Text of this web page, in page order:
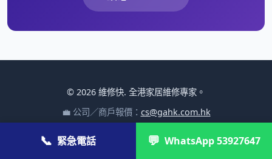
© 2026 維修快. 全港家居維修專家。
💼 公司／商戶報價： cs@gahk.com.hk
關於我們 聯絡我們· 私隱政策
📞 緊急電話 💬 WhatsApp 53927647